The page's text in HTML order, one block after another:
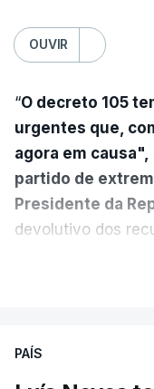
OUVIR
“O decreto 105
urgentes que,
agora em
partido de
Presidente da
devolutivo dos
quanto à
cidadãos
PAÍS